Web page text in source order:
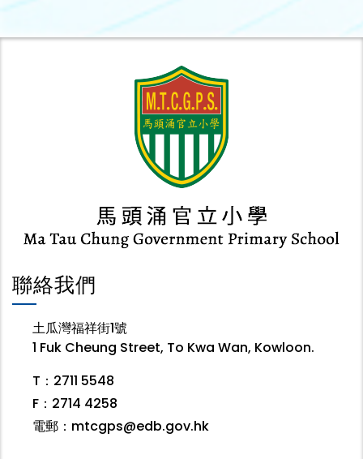
聯絡我們
土瓜灣福祥街1號
1 Fuk Cheung Street, To Kwa Wan, Kowloon.
T：2711 5548
F：2714 4258
電郵： mtcgps@edb.gov.hk